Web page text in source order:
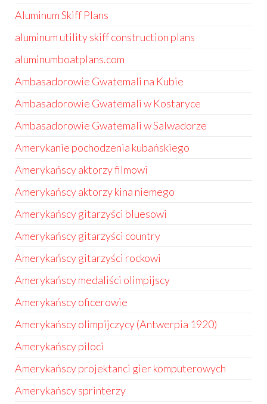
Aluminum Skiff Plans
aluminum utility skiff construction plans
aluminumboatplans.com
Ambasadorowie Gwatemali na Kubie
Ambasadorowie Gwatemali w Kostaryce
Ambasadorowie Gwatemali w Salwadorze
Amerykanie pochodzenia kubańskiego
Amerykańscy aktorzy filmowi
Amerykańscy aktorzy kina niemego
Amerykańscy gitarzyści bluesowi
Amerykańscy gitarzyści country
Amerykańscy gitarzyści rockowi
Amerykańscy medaliści olimpijscy
Amerykańscy oficerowie
Amerykańscy olimpijczycy (Antwerpia 1920)
Amerykańscy piloci
Amerykańscy projektanci gier komputerowych
Amerykańscy sprinterzy